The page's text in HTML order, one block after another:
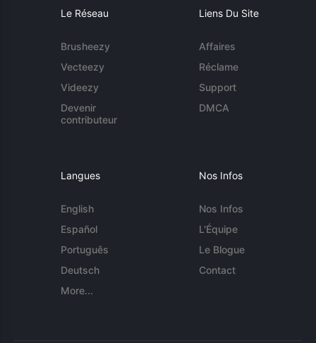
Le Réseau
Brusheezy
Vecteezy
Videezy
Devenir
contributeur
Liens Du Site
Affaires
Réclame
Support
DMCA
Langues
English
Español
Português
Deutsch
More...
Nos Infos
Nos Infos
L'Équipe
Le Blogue
Contact